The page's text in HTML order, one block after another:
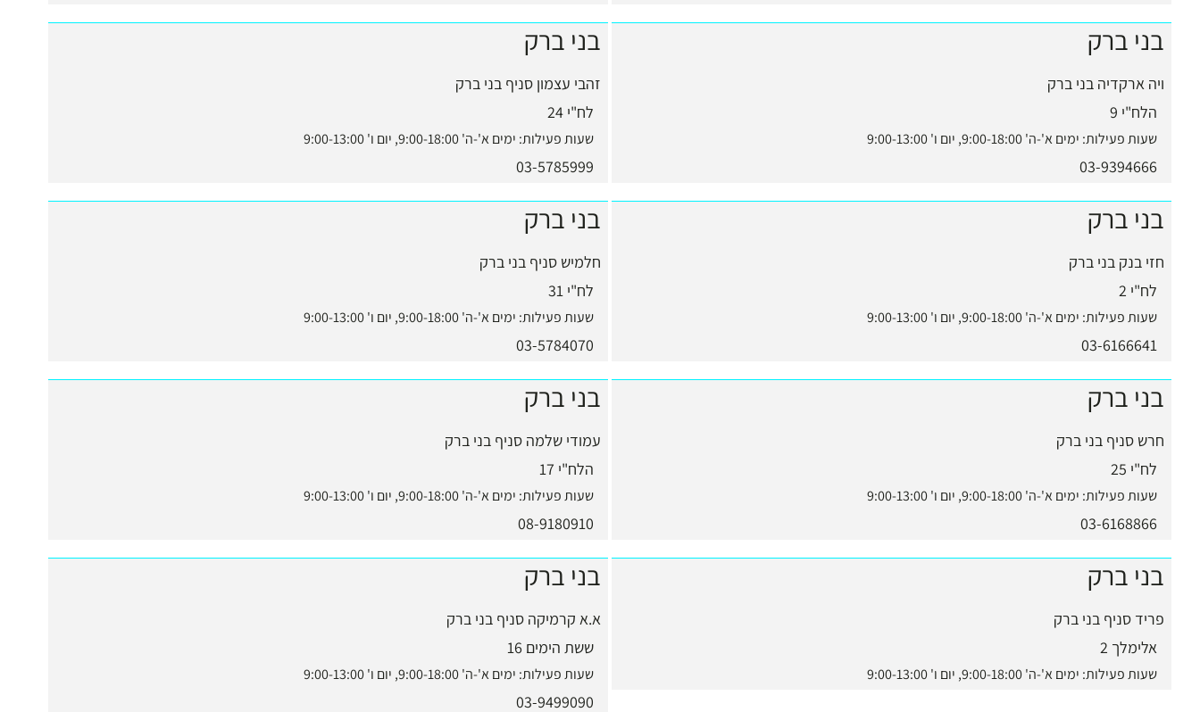
בני ברק
ויה ארקדיה בני ברק
הלח"י 9
שעות פעילות: ימים א'-ה' 9:00-18:00, יום ו' 9:00-13:00
03-9394666
בני ברק
זהבי עצמון סניף בני ברק
לח"י 24
שעות פעילות: ימים א'-ה' 9:00-18:00, יום ו' 9:00-13:00
03-5785999
בני ברק
חזי בנק בני ברק
לח"י 2
שעות פעילות: ימים א'-ה' 9:00-18:00, יום ו' 9:00-13:00
03-6166641
בני ברק
חלמיש סניף בני ברק
לח"י 31
שעות פעילות: ימים א'-ה' 9:00-18:00, יום ו' 9:00-13:00
03-5784070
בני ברק
חרש סניף בני ברק
לח"י 25
שעות פעילות: ימים א'-ה' 9:00-18:00, יום ו' 9:00-13:00
03-6168866
בני ברק
עמודי שלמה סניף בני ברק
הלח"י 17
שעות פעילות: ימים א'-ה' 9:00-18:00, יום ו' 9:00-13:00
08-9180910
בני ברק
פריד סניף בני ברק
אלימלך 2
שעות פעילות: ימים א'-ה' 9:00-18:00, יום ו' 9:00-13:00
בני ברק
א.א קרמיקה סניף בני ברק
ששת הימים 16
שעות פעילות: ימים א'-ה' 9:00-18:00, יום ו' 9:00-13:00
03-9499090